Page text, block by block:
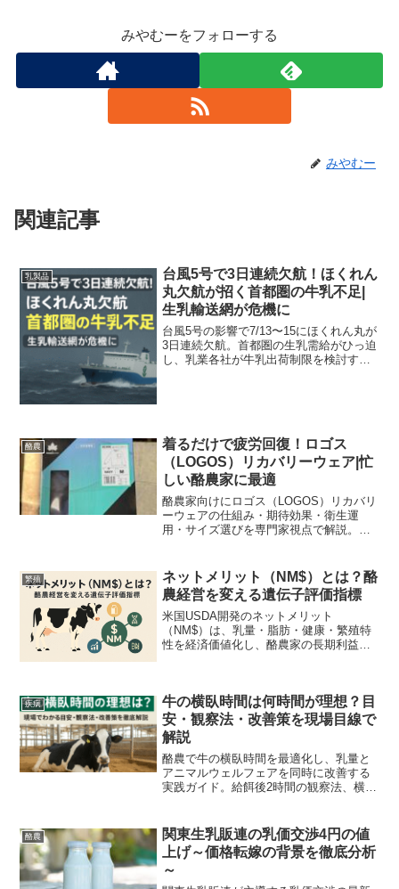
みやむーをフォローする
みやむー
関連記事
乳製品
台風5号で3日連続欠航！ほくれん
丸欠航が招く首都圏の牛乳不足|
生乳輸送網が危機に
台風5号の影響で7/13〜15にほくれん丸が
3日連続欠航。首都圏の生乳需給がひっ迫
し、乳業各社が牛乳出荷制限を検討する
酪農
着るだけで疲労回復！ロゴス
（LOGOS）リカバリーウェア|忙
しい酪農家に最適
酪農家向けにロゴス（LOGOS）リカバリ
ーウェアの仕組み・期待効果・衛生運
用・サイズ選びを専門家視点で解説。導
繁殖
ネットメリット（NM$）とは？酪
農経営を変える遺伝子評価指標
米国USDA開発のネットメリット
（NM$）は、乳量・脂肪・健康・繁殖特
性を経済価値化し、酪農家の長期利益を
疾病
牛の横臥時間は何時間が理想？目
安・観察法・改善策を現場目線で
解説
酪農で牛の横臥時間を最適化し、乳量と
アニマルウェルフェアを同時に改善する
実践ガイド。給餌後2時間の観察法、横臥
を網羅。
酪農
関東生乳販連の乳価交渉4円の値
上げ～価格転嫁の背景を徹底分析
～